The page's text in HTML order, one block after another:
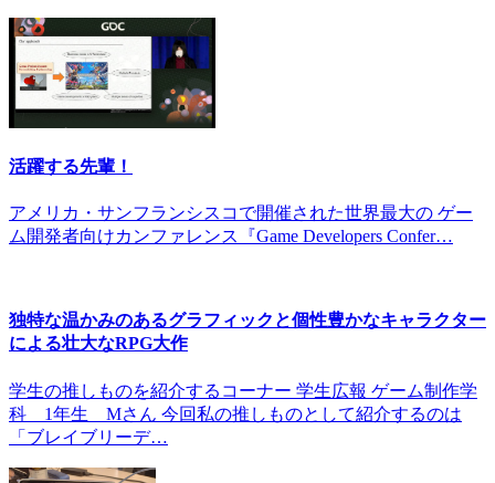
活躍する先輩！
アメリカ・サンフランシスコで開催された世界最大の ゲー
ム開発者向けカンファレンス『Game Developers Confer…
独特な温かみのあるグラフィックと個性豊かなキャラクター
による壮大なRPG大作
学生の推しものを紹介するコーナー 学生広報 ゲーム制作学
科 1年生 Mさん 今回私の推しものとして紹介するのは
「ブレイブリーデ…